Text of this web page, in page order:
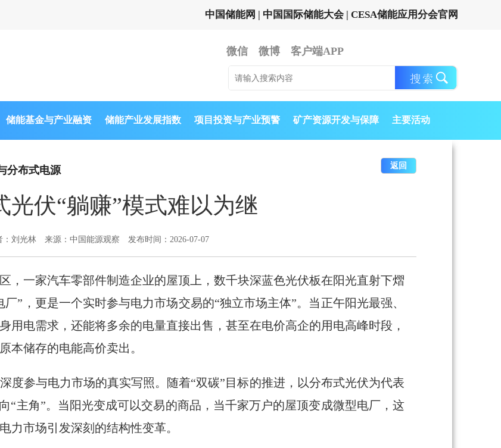
中国储能网 | 中国国际储能大会 | CESA储能应用分会官网
微信 微博 客户端APP
储能基金与产业融资 储能产业发展指数 项目投资与产业预警 矿产资源开发与保障 主要活动
分布式电源 返回
光伏“躺赚”模式难以为继
：刘光林 来源：中国能源观察 发布时间：2026-07-07
，一家汽车零部件制造企业的屋顶上，数千块深蓝色光伏板在阳光直射下熠
”，更是一个实时参与电力市场交易的“独立市场主体”。当正午阳光最强、
用电需求，还能将多余的电量直接出售，甚至在电价高企的用电高峰时段，
本储存的电能高价卖出。
度参与电力市场的真实写照。随着“双碳”目标的推进，以分布式光伏为代表
“主角”。当阳光变成可以交易的商品，当千家万户的屋顶变成微型电厂，这
力市场引发深刻的结构性变革。